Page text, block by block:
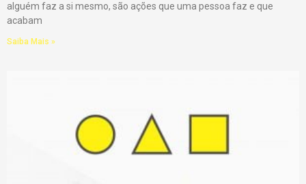
alguém faz a si mesmo, são ações que uma pessoa faz e que
acabam
Saiba Mais »